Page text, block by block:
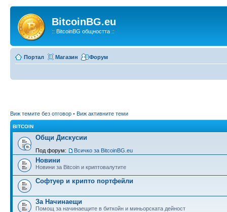
BitcoinBG.eu
:: BitcoinBG общността ::
Портал Магазин Форум
Виж темите без отговор • Виж активните теми
BITCOIN
Общи Дискусии
Под форум: Всичко за BitcoinBG.eu
Новини
Новини за Bitcoin и криптовалутите
Софтуер и крипто портфейли
За Начинаещи
Помощ за начинаещите в биткойн и миньорската дейност